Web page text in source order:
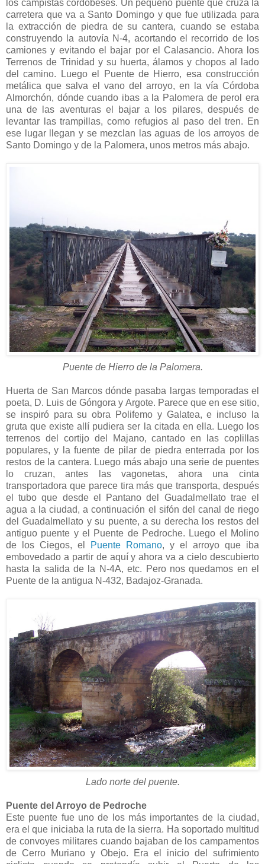
los campistas cordobeses. Un pequeño puente que cruza la
carretera que va a Santo Domingo y que fue utilizada para
la extracción de piedra de su cantera, cuando se estaba
construyendo la autovía N-4, acortando el recorrido de los
camiones y evitando el bajar por el Calasancio. Ahora los
Terrenos de Trinidad y su huerta, álamos y chopos al lado
del camino. Luego el Puente de Hierro, esa construcción
metálica que salva el vano del arroyo, en la vía Córdoba
Almorchón, dónde cuando ibas a la Palomera de perol era
una de las aventuras el bajar a los pilares, después de
levantar las trampillas, como refugios al paso del tren. En
ese lugar llegan y se mezclan las aguas de los arroyos de
Santo Domingo y de la Palomera, unos metros más abajo.
Puente de Hierro de la Palomera.
Huerta de San Marcos dónde pasaba largas temporadas el
poeta, D. Luis de Góngora y Argote. Parece que en ese sitio,
se inspiró para su obra Polifemo y Galatea, e incluso la
gruta que existe allí pudiera ser la citada en ella. Luego los
terrenos del cortijo del Majano, cantado en las coplillas
populares, y la fuente de pilar de piedra enterrada por los
restos de la cantera. Luego más abajo una serie de puentes
lo cruzan, antes las vagonetas, ahora una cinta
transportadora que parece tira más que transporta, después
el tubo que desde el Pantano del Guadalmellato trae el
agua a la ciudad, a continuación el sifón del canal de riego
del Guadalmellato y su puente, a su derecha los restos del
antiguo puente y el Puente de Pedroche. Luego el Molino
de los Ciegos, el
Puente Romano, y el arroyo que iba
embovedado a partir de aquí y ahora va a cielo descubierto
hasta la salida de la N-4A, etc. Pero nos quedamos en el
Puente de la antigua N-432, Badajoz-Granada.
Lado norte del puente.
Puente del Arroyo de Pedroche
Este puente fue uno de los más importantes de la ciudad,
era el que iniciaba la ruta de la sierra. Ha soportado multitud
de convoyes militares cuando bajaban de los campamentos
de Cerro Muriano y Obejo. Era el inicio del sufrimiento